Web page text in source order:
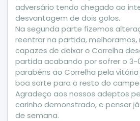
adversário tendo chegado ao
desvantagem de dois golos.
Na segunda parte fizemos
reentrar na partida,
capazes de deixar o Correlha
partida acabando por sofrer o 3-
parabéns ao Correlha pela
boa sorte para o resto do
Agradeço aos nossos adeptos
carinho demonstrado, e pensar
de semana.